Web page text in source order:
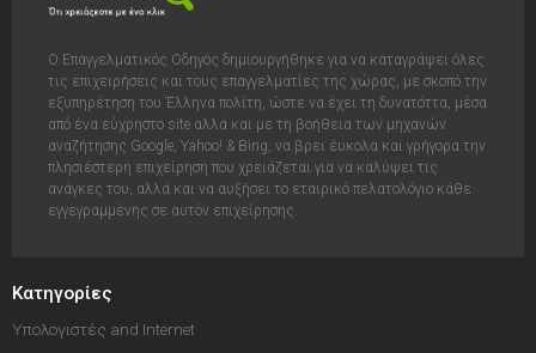
Ο Επαγγελματικός Οδηγός δημιουργήθηκε για να καταγράψει όλες
τις επιχειρήσεις και τους επαγγελματίες της χώρας, με σκοπό την
εξυπηρέτηση του Έλληνα πολίτη, ώστε να έχει τη δυνατόττα, μέσα
από ένα εύχρηστο site αλλά και με τη βοήθεια των μηχανών
αναζήτησης Google, Yahoo! & Bing, να βρει έυκολα και γρήγορα την
πλησιέστερη επιχείρηση που χρειάζεται για να καλύψει τις
ανάγκες του, αλλά και να αυξήσει το εταιρικό πελατολόγιο κάθε
εγγεγραμμένης σε αυτόν επιχείρησης.
Κατηγορίες
Υπολογιστές and Internet